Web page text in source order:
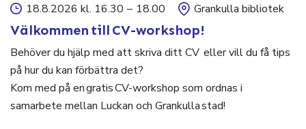
18.8.2026 kl. 16.30 – 18.00 Grankulla bibliotek
Välkommen till CV-workshop!
Behöver du hjälp med att skriva ditt CV eller vill du få tips
på hur du kan förbättra det?
Kom med på en gratis CV-workshop som ordnas i
samarbete mellan Luckan och Grankulla stad!